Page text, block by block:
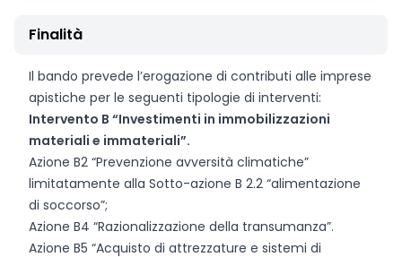
Finalità
Il bando prevede l’erogazione di contributi alle imprese
apistiche per le seguenti tipologie di interventi:
Intervento B “Investimenti in immobilizzazioni
materiali e immateriali”.
Azione B2 “Prevenzione avversità climatiche”
limitatamente alla Sotto-azione B 2.2 “alimentazione
di soccorso”;
Azione B4 “Razionalizzazione della transumanza”.
Azione B5 “Acquisto di attrezzature e sistemi di